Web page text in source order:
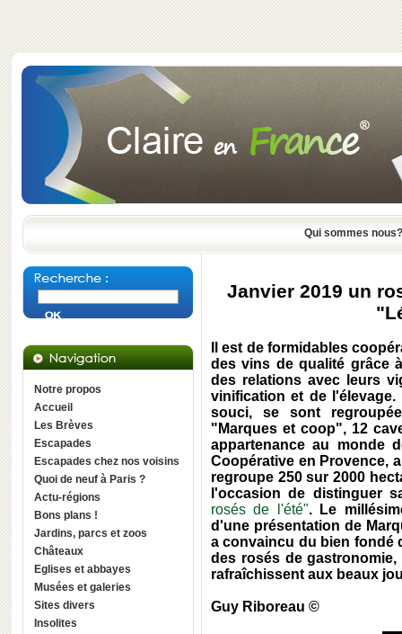
Qui sommes nous?
Notre propos
Accueil
Les Brèves
Escapades
Escapades chez nos voisins
Quoi de neuf à Paris ?
Actu-régions
Bons plans !
Jardins, parcs et zoos
Châteaux
Eglises et abbayes
Musées et galeries
Sites divers
Insolites
Janvier 2019 un
Il est de formidables
des vins de qualité grâce
des relations avec leurs
vinification et de
souci, se sont
"Marques et coop", 12
appartenance au monde
Coopérative en Provence,
regroupe 250 sur 2000
l'occasion de distinguer
rosés de l'été". Le
d'une présentation de
a convaincu du bien fondé
des rosés de
rafraîchissent aux beaux
Guy Riboreau ©